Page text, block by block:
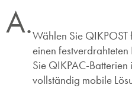
A.Wählen Sie
einen
Sie QIKPAC-
vollständig mobile